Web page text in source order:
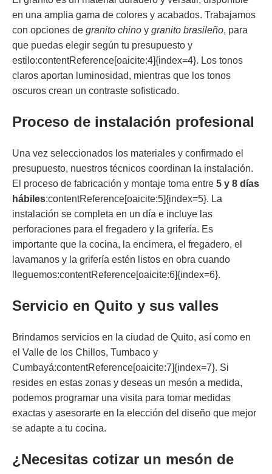
en una amplia gama de colores y acabados. Trabajamos
con opciones de granito chino y granito brasileño, para
que puedas elegir según tu presupuesto y
estilo:contentReference[oaicite:4]{index=4}. Los tonos
claros aportan luminosidad, mientras que los tonos
oscuros crean un contraste sofisticado.
Proceso de instalación profesional
Una vez seleccionados los materiales y confirmado el
presupuesto, nuestros técnicos coordinan la instalación.
El proceso de fabricación y montaje toma entre 5 y 8 días
hábiles:contentReference[oaicite:5]{index=5}. La
instalación se completa en un día e incluye las
perforaciones para el fregadero y la grifería. Es
importante que la cocina, la encimera, el fregadero, el
lavamanos y la grifería estén listos en obra cuando
lleguemos:contentReference[oaicite:6]{index=6}.
Servicio en Quito y sus valles
Brindamos servicios en la ciudad de Quito, así como en
el Valle de los Chillos, Tumbaco y
Cumbayá:contentReference[oaicite:7]{index=7}. Si
resides en estas zonas y deseas un mesón a medida,
podemos programar una visita para tomar medidas
exactas y asesorarte en la elección del diseño que mejor
se adapte a tu cocina.
¿Necesitas cotizar un mesón de